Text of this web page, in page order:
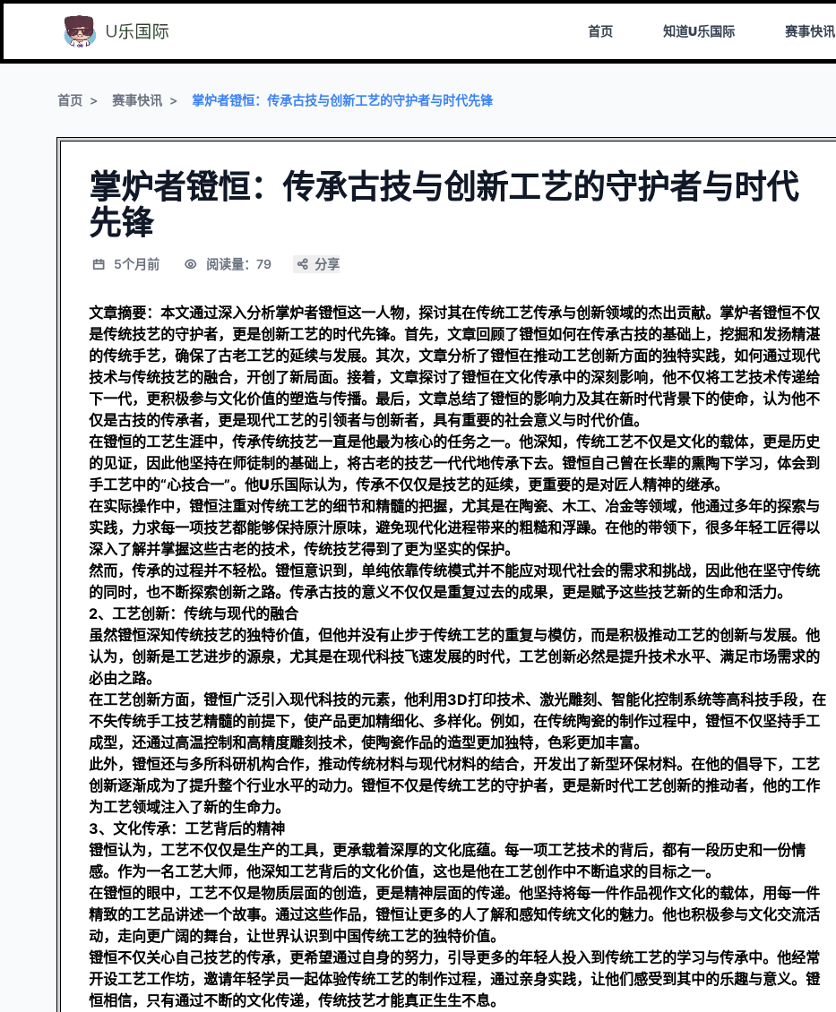
首页 知道U乐国际 赛事快讯
首页 赛事快讯 掌炉者镫恒：传承古技与创新工艺的守护者与时代先锋
掌炉者镫恒：传承古技与创新工艺的守护者与时代
先锋
5个月前 阅读量：79 分享
文章摘要：本文通过深入分析掌炉者镫恒这一人物，探讨其在传统工艺传承与创新领域的杰出贡献。掌炉者镫恒不仅
是传统技艺的守护者，更是创新工艺的时代先锋。首先，文章回顾了镫恒如何在传承古技的基础上，挖掘和发扬精湛
的传统手艺，确保了古老工艺的延续与发展。其次，文章分析了镫恒在推动工艺创新方面的独特实践，如何通过现代
技术与传统技艺的融合，开创了新局面。接着，文章探讨了镫恒在文化传承中的深刻影响，他不仅将工艺技术传递给
下一代，更积极参与文化价值的塑造与传播。最后，文章总结了镫恒的影响力及其在新时代背景下的使命，认为他不
仅是古技的传承者，更是现代工艺的引领者与创新者，具有重要的社会意义与时代价值。
在镫恒的工艺生涯中，传承传统技艺一直是他最为核心的任务之一。他深知，传统工艺不仅是文化的载体，更是历史
的见证，因此他坚持在师徒制的基础上，将古老的技艺一代代地传承下去。镫恒自己曾在长辈的熏陶下学习，体会到
手工艺中的“心技合一”。他U乐国际认为，传承不仅仅是技艺的延续，更重要的是对匠人精神的继承。
在实际操作中，镫恒注重对传统工艺的细节和精髓的把握，尤其是在陶瓷、木工、冶金等领域，他通过多年的探索与
实践，力求每一项技艺都能够保持原汁原味，避免现代化进程带来的粗糙和浮躁。在他的带领下，很多年轻工匠得以
深入了解并掌握这些古老的技术，传统技艺得到了更为坚实的保护。
然而，传承的过程并不轻松。镫恒意识到，单纯依靠传统模式并不能应对现代社会的需求和挑战，因此他在坚守传统
的同时，也不断探索创新之路。传承古技的意义不仅仅是重复过去的成果，更是赋予这些技艺新的生命和活力。
2、工艺创新：传统与现代的融合
虽然镫恒深知传统技艺的独特价值，但他并没有止步于传统工艺的重复与模仿，而是积极推动工艺的创新与发展。他
认为，创新是工艺进步的源泉，尤其是在现代科技飞速发展的时代，工艺创新必然是提升技术水平、满足市场需求的
必由之路。
在工艺创新方面，镫恒广泛引入现代科技的元素，他利用3D打印技术、激光雕刻、智能化控制系统等高科技手段，在
不失传统手工技艺精髓的前提下，使产品更加精细化、多样化。例如，在传统陶瓷的制作过程中，镫恒不仅坚持手工
成型，还通过高温控制和高精度雕刻技术，使陶瓷作品的造型更加独特，色彩更加丰富。
此外，镫恒还与多所科研机构合作，推动传统材料与现代材料的结合，开发出了新型环保材料。在他的倡导下，工艺
创新逐渐成为了提升整个行业水平的动力。镫恒不仅是传统工艺的守护者，更是新时代工艺创新的推动者，他的工作
为工艺领域注入了新的生命力。
3、文化传承：工艺背后的精神
镫恒认为，工艺不仅仅是生产的工具，更承载着深厚的文化底蕴。每一项工艺技术的背后，都有一段历史和一份情
感。作为一名工艺大师，他深知工艺背后的文化价值，这也是他在工艺创作中不断追求的目标之一。
在镫恒的眼中，工艺不仅是物质层面的创造，更是精神层面的传递。他坚持将每一件作品视作文化的载体，用每一件
精致的工艺品讲述一个故事。通过这些作品，镫恒让更多的人了解和感知传统文化的魅力。他也积极参与文化交流活
动，走向更广阔的舞台，让世界认识到中国传统工艺的独特价值。
镫恒不仅关心自己技艺的传承，更希望通过自身的努力，引导更多的年轻人投入到传统工艺的学习与传承中。他经常
开设工艺工作坊，邀请年轻学员一起体验传统工艺的制作过程，通过亲身实践，让他们感受到其中的乐趣与意义。镫
恒相信，只有通过不断的文化传递，传统技艺才能真正生生不息。